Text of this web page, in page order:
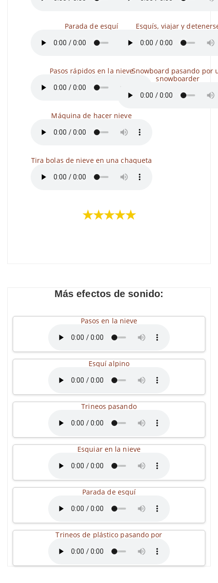
Parada de esquí
Pasos rápidos en la nieve
Máquina de hacer nieve
Tira bolas de nieve en una chaqueta
Esquís, viajar y
Snowboard pasando por
snowboarder
★★★★★
Más efectos de sonido:
Pasos en la nieve
Esquí alpino
Trineos pasando
Esquiar en la nieve
Parada de esquí
Trineos de plástico pasando por